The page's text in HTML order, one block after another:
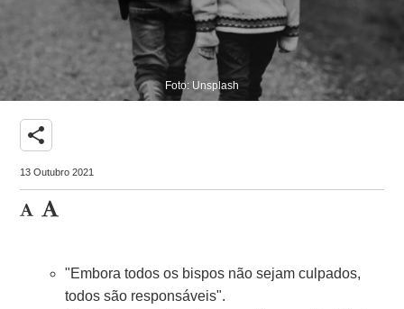
Foto: Unsplash
share
13 Outubro 2021
"Embora todos os bispos não sejam culpados,
todos são responsáveis".